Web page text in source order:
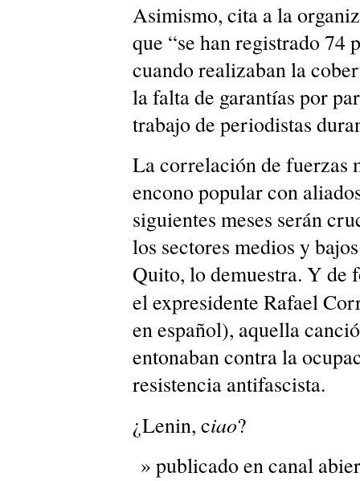
Asimismo, cita a la
que “se han registrado 74
cuando realizaban la
la falta de garantías por
trabajo de periodistas
La correlación de fuerzas
encono popular con
siguientes meses serán
los sectores medios y
Quito, lo demuestra. Y de
el expresidente Rafael
en español), aquella
entonaban contra la
resistencia antifascista.
¿Lenin, ciao?
publicado en canal